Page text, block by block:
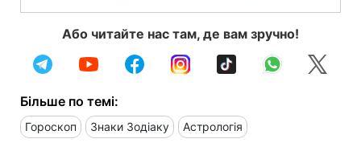
Або читайте нас там, де вам зручно!
Більше по темі:
Гороскоп Знаки Зодіаку Астрологія